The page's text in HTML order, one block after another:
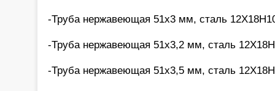
-Труба нержавеющая 51х3 мм, сталь
-Труба нержавеющая 51х3,2 мм, сталь
-Труба нержавеющая 51х3,5 мм, сталь